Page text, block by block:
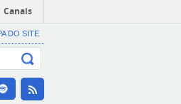
Canais
DO SITE